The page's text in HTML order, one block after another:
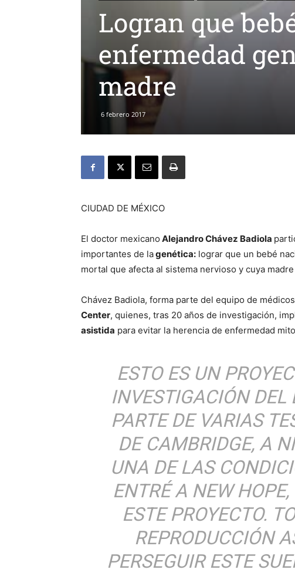
Logran que
enfermedad
madre
6 febrero 2017
CIUDAD DE MÉXICO
El doctor mexicano Alejandro Chávez Badiola
importantes de lagenética: lograr que un bebé
mortal que afecta al sistema nervioso y cuya
Chávez Badiola, forma parte del equipo de
Center, quienes, tras 20 años de investigación,
asistida para evitar la herencia de enfermedad
ESTO ES UN
INVESTIGACIÓN DEL
PARTE DE VARIAS
DE CAMBRIDGE, A
UNA DE LAS
ENTRÉ A NEW
ESTE PROYECTO.
REPRODUCCIÓN
PERSEGUIR ESTE